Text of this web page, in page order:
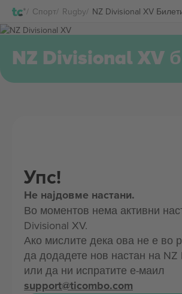
Спорт Rugby NZ Divisional XVНајави
NZ Divisional XV
Упс!
Не најдовме настани.
Во моментов нема активни
Divisional XV.
Ако мислите дека ова не е во
да додадете нов настан на NZ
или да ни испратите е-маил
support@ticombo.com